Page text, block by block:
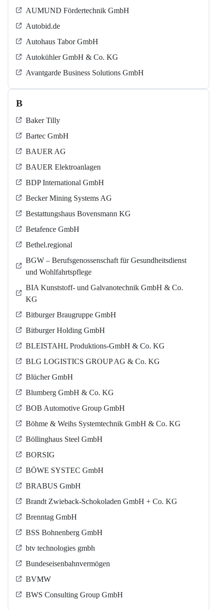
AUMUND Fördertechnik GmbH
Autobid.de
Autohaus Tabor GmbH
Autokühler GmbH & Co. KG
Avantgarde Business Solutions GmbH
B
Baker Tilly
Bartec GmbH
BAUER AG
BAUER Elektroanlagen
BDP International GmbH
Becker Mining Systems AG
Bestattungshaus Bovensmann KG
Betafence GmbH
Bethel.regional
BGW – Berufsgenossenschaft für Gesundheitsdienst
und Wohlfahrtspflege
BIA Kunststoff- und Galvanotechnik GmbH & Co.
KG
Bitburger Braugruppe GmbH
Bitburger Holding GmbH
BLEISTAHL Produktions-GmbH & Co. KG
BLG LOGISTICS GROUP AG & Co. KG
Blücher GmbH
Blumberg GmbH & Co. KG
BOB Automotive Group GmbH
Böhme & Weihs Systemtechnik GmbH & Co. KG
Böllinghaus Steel GmbH
BORSIG
BÖWE SYSTEC GmbH
BRABUS GmbH
Brandt Zwieback-Schokoladen GmbH + Co. KG
Brenntag GmbH
BSS Bohnenberg GmbH
btv technologies gmbh
Bundeseisenbahnvermögen
BVMW
BWS Consulting Group GmbH